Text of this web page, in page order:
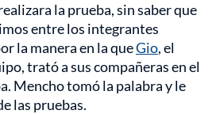
la prueba, sin saber que
entre los integrantes
la manera en la queGio, el
trató a sus compañeras en el
Mencho tomó la palabra y le
las pruebas.